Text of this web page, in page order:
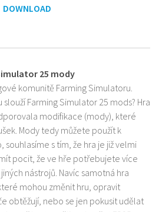
DOWNLOAD
25 mody
komunitě Farming Simulatoru.
Farming Simulator 25 mods? Hra
modifikace (mody), které
Mody tedy můžete použít k
souhlasíme s tím, že hra je již velmi
pocit, že ve hře potřebujete více
nástrojů. Navíc samotná hra
mohou změnit hru, opravit
obtěžují, nebo se jen pokusit udělat